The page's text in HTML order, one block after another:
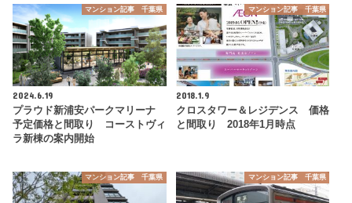
マンション記事 千葉県
2024.6.19
プラウド新浦安パークマリーナ
予定価格と間取り コーストヴィ
ラ新棟の案内開始
マンション記事 千葉県
2018.1.9
クロスタワー＆レジデンス 価格
と間取り 2018年1月時点
マンション記事 千葉県 マンション記事 千葉県